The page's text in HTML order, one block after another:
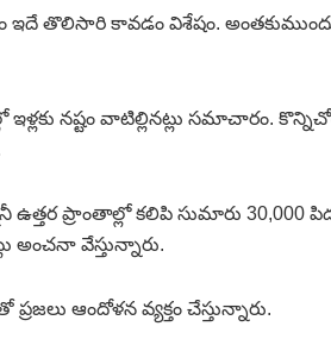
ఇదే తొలిసారి కావడం విశేషం.
నష్టం వాటిల్లినట్లు సమాచారం.
ఉత్తర ప్రాంతాల్లో కలిపి సుమారు
అంచనా వేస్తున్నారు.
ఆందోళన వ్యక్తం చేస్తున్నారు.